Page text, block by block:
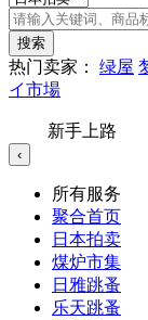
搜索
热门卖家： 绿屋
イ市場
新手上路
‹
所有服务
聚合首页
日本拍卖
煤炉市集
日雅跳蚤
乐天跳蚤